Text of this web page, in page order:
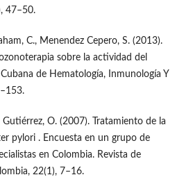
47–50.
C., Menendez Cepero, S. (2013).
sobre la actividad del
de Hematología, Inmunología Y
O. (2007). Tratamiento de la
pylori . Encuesta en un grupo de
en Colombia. Revista de
22(1), 7–16.